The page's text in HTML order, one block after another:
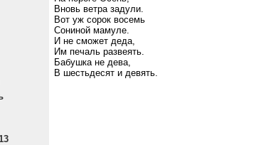
Вновь ветра задули.
Вот уж сорок восемь
Сониной мамуле.
И не сможет деда,
Им печаль развеять.
Бабушка не дева,
В шестьдесят и девять.